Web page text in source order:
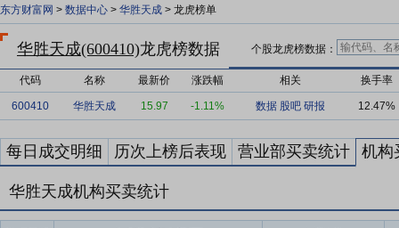
东方财富网 > 数据中心 > 华胜天成 > 龙虎榜单
华胜天成(600410)龙虎榜数据 个股龙虎榜数据：
代码 名称 最新价 涨跌幅 相关 换手率
600410 华胜天成 15.97 -1.11% 数据 股吧 研报 12.47%
每日成交明细 历次上榜后表现 营业部买卖统计 机构
华胜天成机构买卖统计